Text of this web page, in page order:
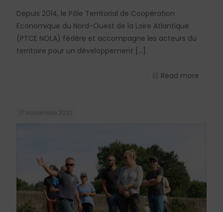
Depuis 2014, le Pôle Territorial de Coopération
Economique du Nord-Ouest de la Loire Atlantique
(PTCE NOLA) fédère et accompagne les acteurs du
territoire pour un développement […]
Read more
17 novembre 2022